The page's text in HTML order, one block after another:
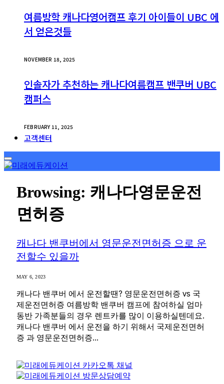
여름방학 캐나다영어캠프 후기 아이들이 UBC 에
서 얻은것들
NOVEMBER 18, 2025
인솔자가 추천하는 캐나다여름캠프 밴쿠버 UBC
캠퍼스
FEBRUARY 11, 2025
고객센터
Browsing: 캐나다영문운전
면허증
캐나다 밴쿠버에서 영문운전면허증 으로 운
전할수 있을까
MAY 6, 2023
캐나다 밴쿠버 에서 운전할땐? 영문운전면허증 vs 국
제운전면허증 여름방학 밴쿠버 캠프에 참여하실 엄마
동반 가족분들의 경우 렌트카를 많이 이용하실텐데요.
캐나다 밴쿠버 에서 운전을 하기 위해서 국제운전면허
증 과 영문운전면허증…